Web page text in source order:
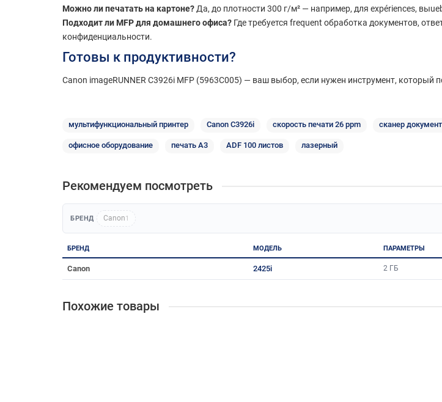
Можно ли печатать на картоне?Да, до плотности 300 г/м² — например, для expériences,
Подходит ли MFP для домашнего офиса? Где требуется frequent обработка документов,
конфиденциальности.
Готовы к продуктивности?
Canon imageRUNNER C3926i MFP (5963C005) — ваш выбор, если нужен инструмент, который
мультифункциональный принтер Canon C3926i скорость печати 26 ppm сканер
офисное оборудование печать A3 ADF 100 листов лазерный
Рекомендуем посмотреть
БРЕНД Canon1
БРЕНД МОДЕЛЬ ПАРАМЕТРЫ
Canon 2425i 2 ГБ
Похожие товары